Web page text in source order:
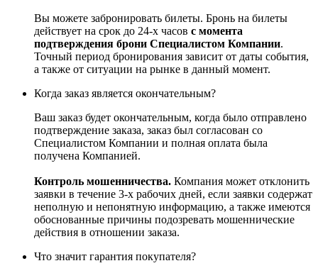
Вы можете забронировать билеты. Бронь на билеты
действует на срок до 24-х часов с момента
подтверждения брони Специалистом Компании.
Точный период бронирования зависит от даты события,
а также от ситуации на рынке в данный момент.
Когда заказ является окончательным?
Ваш заказ будет окончательным, когда было отправлено
подтверждение заказа, заказ был согласован со
Специалистом Компании и полная оплата была
получена Компанией.
Контроль мошенничества. Компания может отклонить
заявки в течение 3-х рабочих дней, если заявки содержат
неполную и непонятную информацию, а также имеются
обоснованные причины подозревать мошеннические
действия в отношении заказа.
Что значит гарантия покупателя?